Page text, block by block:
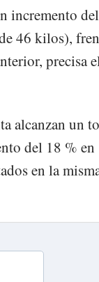
incremento
46 kilos),
precisa
alcanzan un
del 18 % en
en la